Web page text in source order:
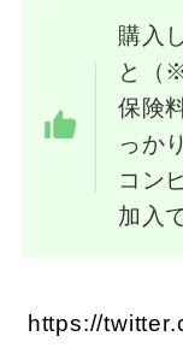
購入
と（
保険
っか
コン
加入
https://